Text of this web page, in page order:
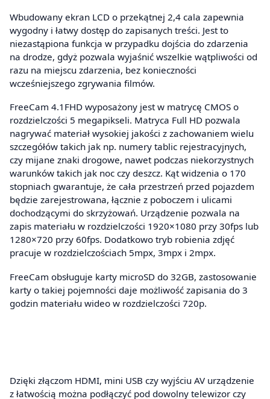
Wbudowany ekran LCD o przekątnej 2,4 cala zapewnia
wygodny i łatwy dostęp do zapisanych treści. Jest to
niezastąpiona funkcja w przypadku dojścia do zdarzenia
na drodze, gdyż pozwala wyjaśnić wszelkie wątpliwości od
razu na miejscu zdarzenia, bez konieczności
wcześniejszego zgrywania filmów.
FreeCam 4.1FHD wyposażony jest w matrycę CMOS o
rozdzielczości 5 megapikseli. Matryca Full HD pozwala
nagrywać materiał wysokiej jakości z zachowaniem wielu
szczegółów takich jak np. numery tablic rejestracyjnych,
czy mijane znaki drogowe, nawet podczas niekorzystnych
warunków takich jak noc czy deszcz. Kąt widzenia o 170
stopniach gwarantuje, że cała przestrzeń przed pojazdem
będzie zarejestrowana, łącznie z poboczem i ulicami
dochodzącymi do skrzyżowań. Urządzenie pozwala na
zapis materiału w rozdzielczości 1920×1080 przy 30fps lub
1280×720 przy 60fps. Dodatkowo tryb robienia zdjęć
pracuje w rozdzielczościach 5mpx, 3mpx i 2mpx.
FreeCam obsługuje karty microSD do 32GB, zastosowanie
karty o takiej pojemności daje możliwość zapisania do 3
godzin materiału wideo w rozdzielczości 720p.
Dzięki złączom HDMI, mini USB czy wyjściu AV urządzenie
z łatwością można podłączyć pod dowolny telewizor czy